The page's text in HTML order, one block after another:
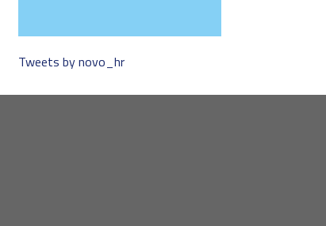
Tweets by novo_hr